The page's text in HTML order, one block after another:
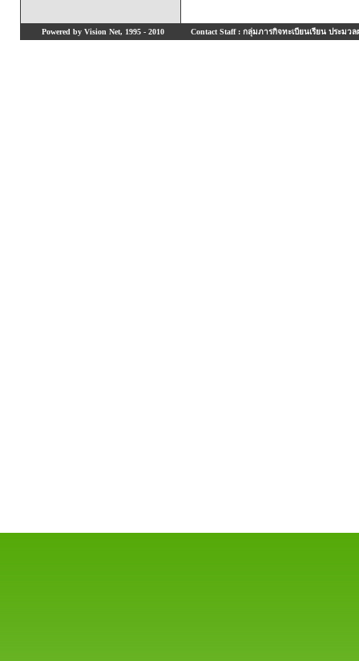
Powered by Vision Net, 1995 - 2010 Contact Staff : กลุ่มภารกิจทะเบียนเรียน ประมวล